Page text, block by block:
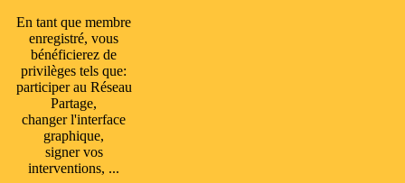
En tant que membre
enregistré, vous
bénéficierez de
privilèges tels que:
participer au Réseau
Partage,
changer l'interface
graphique,
signer vos
interventions, ...